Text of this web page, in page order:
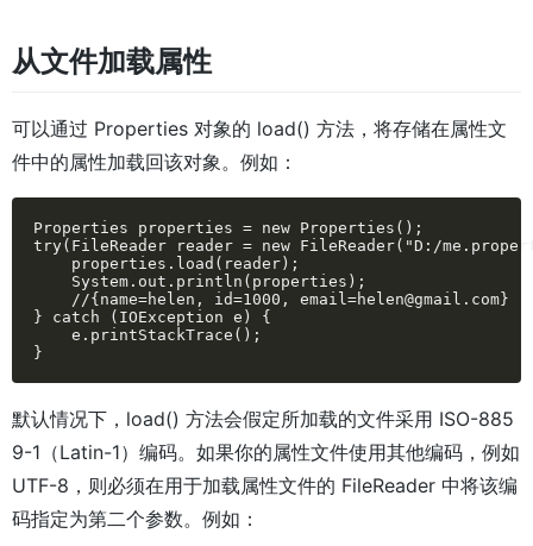
从文件加载属性
可以通过 Properties 对象的 load() 方法，将存储在属性文
件中的属性加载回该对象。例如：
Properties properties = new Properties();
try(FileReader reader = new FileReader("D:/
properties.load(reader);
System.out.println(properties);
//{name=helen, id=1000, email=helen@gmail.com}
} catch (IOException e) {
e.printStackTrace();
}
默认情况下，load() 方法会假定所加载的文件采用 ISO-885
9-1（Latin-1）编码。如果你的属性文件使用其他编码，例如
UTF-8，则必须在用于加载属性文件的 FileReader 中将该编
码指定为第二个参数。例如：